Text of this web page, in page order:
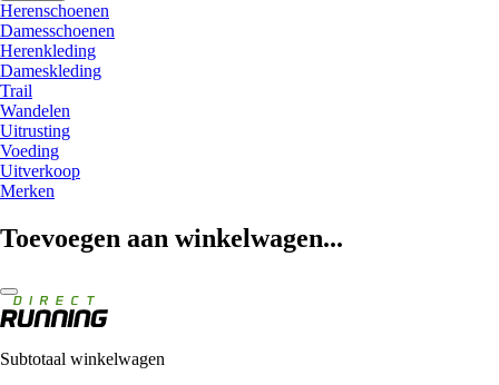
Herenschoenen
Damesschoenen
Herenkleding
Dameskleding
Trail
Wandelen
Uitrusting
Voeding
Uitverkoop
Merken
Toevoegen aan winkelwagen...
Subtotaal winkelwagen